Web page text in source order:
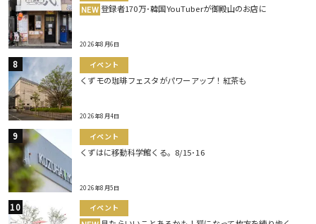
NEW 登録者170万･韓国YouTuberが御殿山のお店に
2026年8月6日
イベント
くずモの珈琲フェスタがパワーアップ！紅茶も
2026年8月4日
イベント
くずはに移動科学館くる。8/15･16
2026年8月5日
イベント